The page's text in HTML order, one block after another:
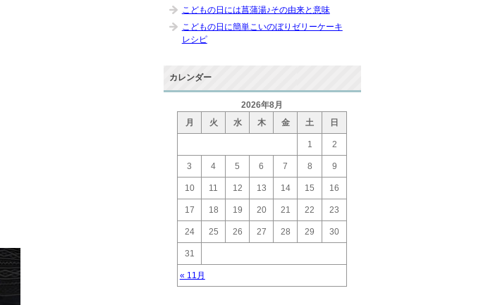
こどもの日には菖蒲湯♪その由来と意味
こどもの日に簡単こいのぼりゼリーケーキ
レシピ
カレンダー
2026年8月
月
火 水 木 金 土 日
« 11月
1 2
3 4 5 6 7 8 9
10 11 12 13 14 15 16
17 18 19 20 21 22 23
24 25 26 27 28 29 30
31